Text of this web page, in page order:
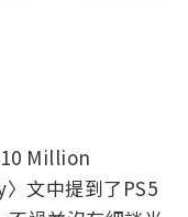
Million
文中提到了PS5